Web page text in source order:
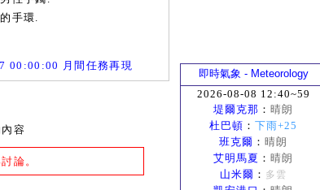
手環.
00:00:00 月間任務再現
容
論。
即時氣象 - Meteorology
2026-08-08 12:40~59
堤爾克那 ： 晴朗
杜巴頓 ： 下雨+25
班克爾 ： 晴朗
艾明馬夏 ： 晴朗
山米爾 ： 多雲